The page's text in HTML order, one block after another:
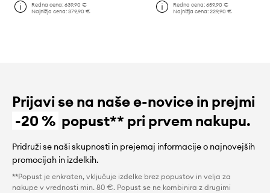
Redna cena:639,90 €
Najnižja cena:379,90 €
Redna cena: 659,90 €
Najnižja cena: 229,90 €
Prijavi se na naše e-novice in prejmi
-20 % popust** pri prvem nakupu.
Pridruži se naši skupnosti in prejemaj informacije o najnovejših
promocijah in izdelkih.
**Popust je enkraten, vključuje izdelke brez popustov in velja za
nakupe v vrednosti min. 80 €. Popust se ne kombinira z drugimi